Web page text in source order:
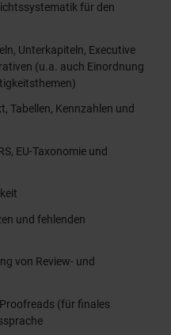
für den
Unterkapiteln, Executive
(u.a. auch Einordnung
Tabellen, Kennzahlen und
EU-Taxonomie und
und fehlenden
von Review- und
(für finales